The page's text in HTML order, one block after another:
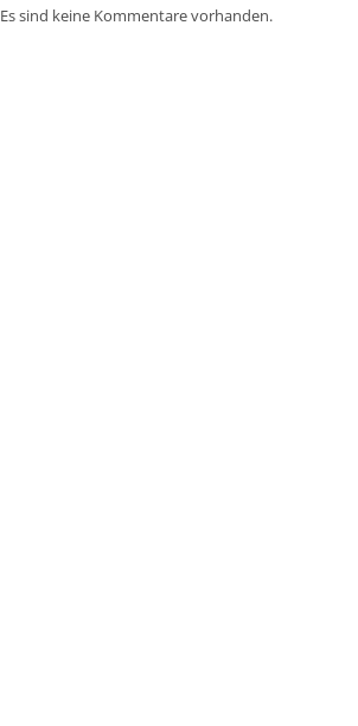
Es sind keine Kommentare vorhanden.